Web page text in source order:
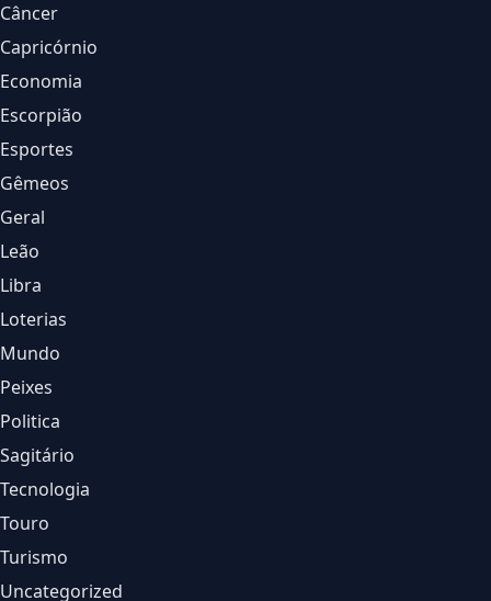
Câncer
Capricórnio
Economia
Escorpião
Esportes
Gêmeos
Geral
Leão
Libra
Loterias
Mundo
Peixes
Politica
Sagitário
Tecnologia
Touro
Turismo
Uncategorized